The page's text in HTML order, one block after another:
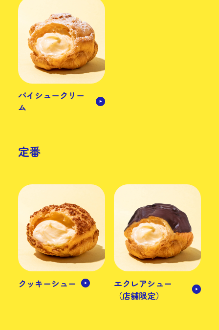
パイシュークリー
ム
定番
クッキーシュー
エクレアシュー
（店舗限定）